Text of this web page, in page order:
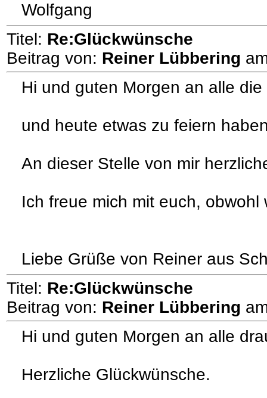
Wolfgang
Titel: Re:Glückwünsche
Beitrag von: Reiner Lübbering
Hi und guten Morgen an alle
und heute etwas zu feiern
An dieser Stelle von mir
Ich freue mich mit euch,
Liebe Grüße von Reiner aus
Titel: Re:Glückwünsche
Beitrag von: Reiner Lübbering
Hi und guten Morgen an alle
Herzliche Glückwünsche.